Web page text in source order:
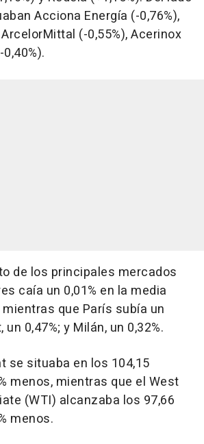
Acciona Energía (-0,76%),
(-0,55%), Acerinox
de los principales mercados
caía un 0,01% en la media
que París subía un
0,47%; y Milán, un 0,32%.
se situaba en los 104,15
menos, mientras que el West
(WTI) alcanzaba los 97,66
menos.